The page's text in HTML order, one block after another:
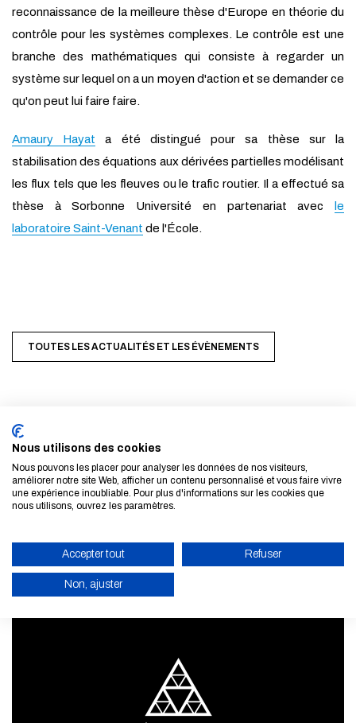
reconnaissance de la meilleure thèse d'Europe en théorie du
contrôle pour les systèmes complexes. Le contrôle est une
branche des mathématiques qui consiste à regarder un
système sur lequel on a un moyen d'action et se demander ce
qu'on peut lui faire faire.
Amaury Hayat a été distingué pour sa thèse sur la
stabilisation des équations aux dérivées partielles modélisant
les flux tels que les fleuves ou le trafic routier. Il a effectué sa
thèse à Sorbonne Université en partenariat avec
le
laboratoire Saint-Venant de l'École.
TOUTES LES ACTUALITÉS ET LES ÉVÈNEMENTS
S'inscrire à la newsletter
Nous utilisons des cookies
Nous pouvons les placer pour analyser les données de nos visiteurs,
améliorer notre site Web, afficher un contenu personnalisé et vous faire vivre
une expérience inoubliable. Pour plus d'informations sur les cookies que
nous utilisons, ouvrez les paramètres.
Accepter tout Refuser
Non, ajuster